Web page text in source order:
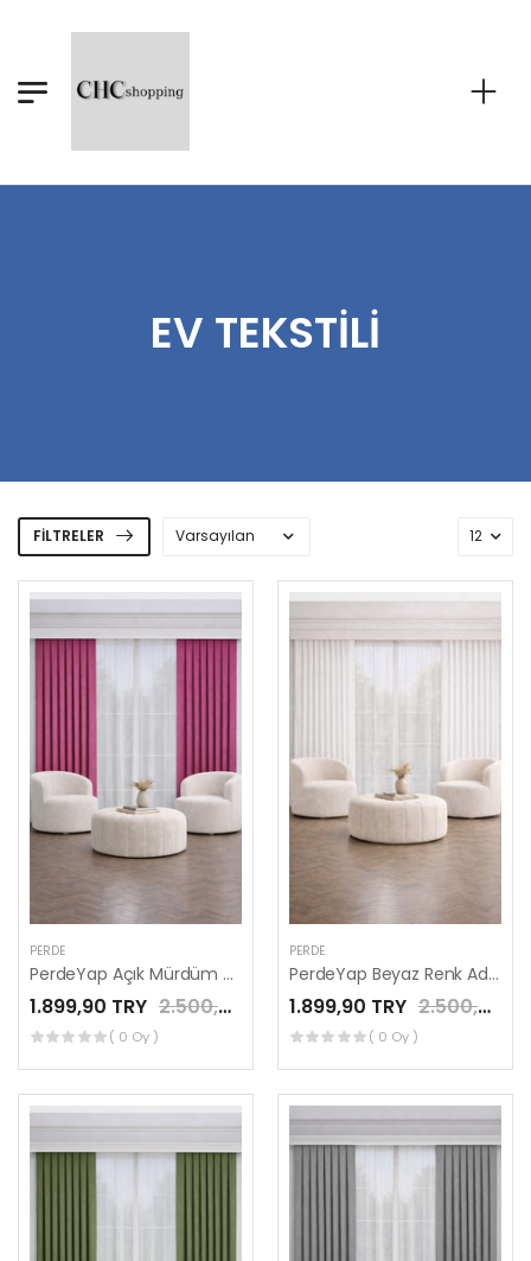
EV TEKSTILI
FILTRELER
PERDE
PerdeYap Açık Mürdüm Ada Fon Perde Tek Kanat 1/3 Sık Pile
1.899,90 TRY 2.500,00 TRY
( 0 Oy )
PERDE
PerdeYap Beyaz Renk Ada Fon Perde Tek Kanat 1/3 Sık Pile
1.899,90 TRY 2.500,00 TRY
( 0 Oy )